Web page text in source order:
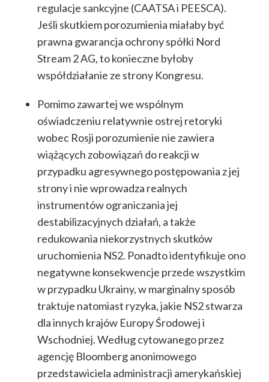
regulacje sankcyjne (CAATSA i PEESCA).
Jeśli skutkiem porozumienia miałaby być
prawna gwarancja ochrony spółki Nord
Stream 2 AG, to konieczne byłoby
współdziałanie ze strony Kongresu.
Pomimo zawartej we wspólnym
oświadczeniu relatywnie ostrej retoryki
wobec Rosji porozumienie nie zawiera
wiążących zobowiązań do reakcji w
przypadku agresywnego postępowania z jej
strony i nie wprowadza realnych
instrumentów ograniczania jej
destabilizacyjnych działań, a także
redukowania niekorzystnych skutków
uruchomienia NS2. Ponadto identyfikuje ono
negatywne konsekwencje przede wszystkim
w przypadku Ukrainy, w marginalny sposób
traktuje natomiast ryzyka, jakie NS2 stwarza
dla innych krajów Europy Środowej i
Wschodniej. Według cytowanego przez
agencję Bloomberg anonimowego
przedstawiciela administracji amerykańskiej